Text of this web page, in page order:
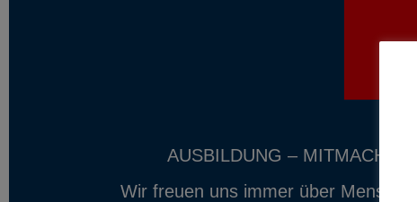
AUSBILDUNG – MITMACHEN
Wir freuen uns immer über